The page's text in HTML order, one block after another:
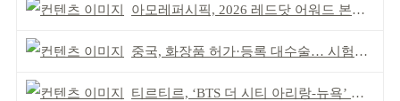
아모레퍼시픽, 2026 레드닷 어워드 본상 2개 수상
중국, 화장품 허가·등록 대수술… 시험자료 공용 허용
티르티르, ‘BTS 더 시티 아리랑-뉴욕’ 참여